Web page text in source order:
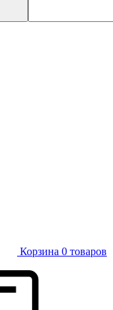
Корзина 0 товаров